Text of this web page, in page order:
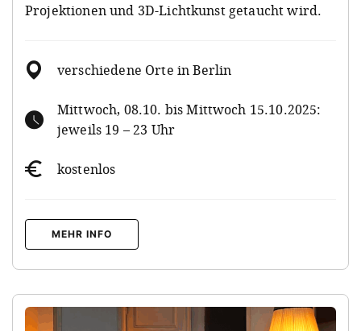
Projektionen und 3D-Lichtkunst getaucht wird.
verschiedene Orte in Berlin
Mittwoch, 08.10. bis Mittwoch 15.10.2025:
jeweils 19 – 23 Uhr
kostenlos
MEHR INFO